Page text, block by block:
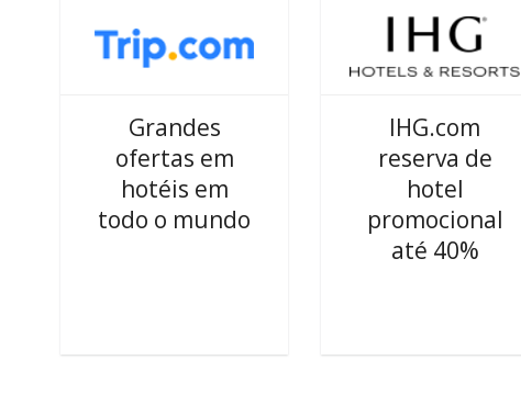
Grandes
ofertas em
hotéis em
todo o mundo
IHG.com
reserva de
hotel
promocional
até 40%